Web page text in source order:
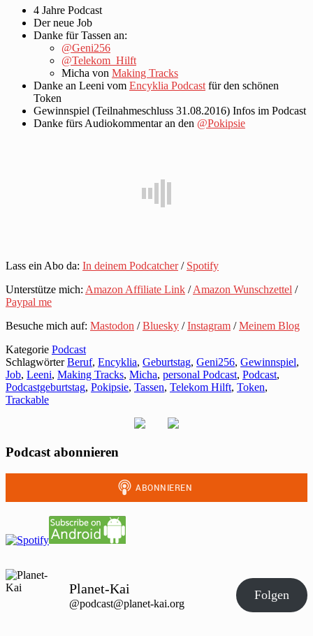
4 Jahre Podcast
Der neue Job
Danke für Tassen an:
@Geni256
@Telekom_Hilft
Micha von Making Tracks
Danke an Leeni vom Encyklia Podcast für den schönen
Token
Gewinnspiel (Teilnahmeschluss 31.08.2016) Infos im Podcast
Danke fürs Audiokommentar an den @Pokipsie
Lass ein Abo da: In deinem Podcatcher/ Spotify
Unterstütze mich: Amazon Affiliate Link /Amazon Wunschzettel /
Paypal me
Besuche mich auf: Mastodon /Bluesky /Instagram /Meinem Blog
Kategorie Podcast
SchlagwörterBeruf, Encyklia, Geburtstag, Geni256, Gewinnspiel,
Job, Leeni, Making Tracks, Micha, personal Podcast, Podcast,
Podcastgeburtstag, Pokipsie, Tassen, Telekom Hilft, Token,
Trackable
Podcast abonnieren
Planet-Kai
@podcast@planet-kai.org
Folgen